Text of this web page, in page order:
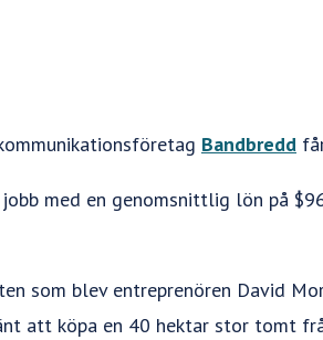
Bandbredd
med en genomsnittlig lön på
som blev entreprenören David
att köpa en 40 hektar stor tomt